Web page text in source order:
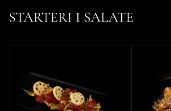
STARTERI I SALATE